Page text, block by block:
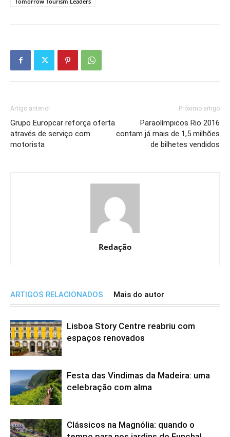
Artigo anterior
Grupo Europcar reforça oferta
através de serviço com
motorista
Próximo artigo
Paraolímpicos Rio 2016
contam já mais de 1,5 milhões
de bilhetes vendidos
Redação
ARTIGOS RELACIONADOS Mais do autor
Lisboa Story Centre reabriu com
espaços renovados
Festa das Vindimas da Madeira: uma
celebração com alma
Clássicos na Magnólia: quando o